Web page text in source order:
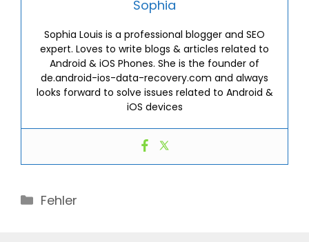
Sophia
Sophia Louis is a professional blogger and SEO
expert. Loves to write blogs & articles related to
Android & iOS Phones. She is the founder of
de.android-ios-data-recovery.com and always
looks forward to solve issues related to Android &
iOS devices
Categories
Fehler